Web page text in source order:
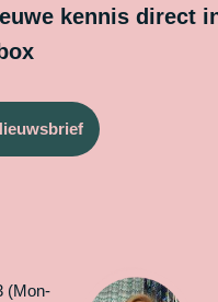
kennis direct
(Mon-